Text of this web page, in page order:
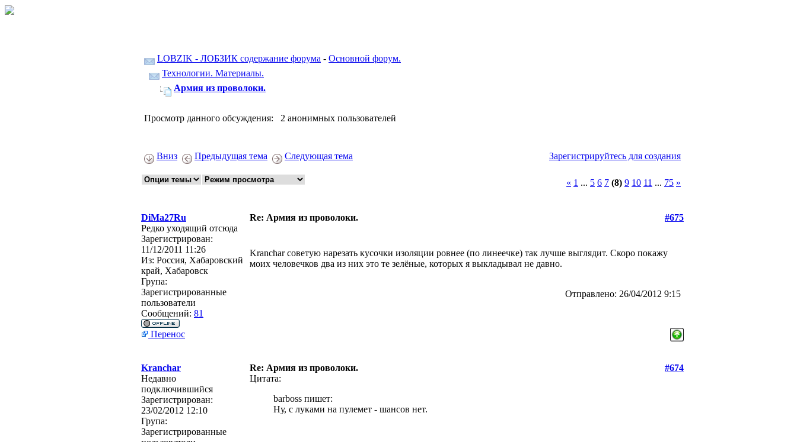
LOBZIK - ЛОБЗИК содержание форума - Основной форум.
Технологии. Материалы.
Армия из проволоки.
Просмотр данного обсуждения: 2 анонимных пользователей
Вниз Предыдущая тема Следующая тема Зарегистрируйтесь для создания
« 1 ... 5 6 7 (8) 9 10 11 ... 75 »
DiMa27Ru Re: Армия из проволоки.
#675
Редко уходящий отсюда
Зарегистрирован:
11/12/2011 11:26
Из: Россия, Хабаровский
край, Хабаровск
Група:
Зарегистрированные
пользователи
Сообщений: 81
Kranchar советую нарезать кусочки изоляции ровнее (по линеечке) так лучше выглядит. Скоро покажу
моих человечков два из них это те зелёные, которых я выкладывал не давно.
Отправлено: 26/04/2012 9:15
Перенос
Kranchar Re: Армия из проволоки.
#674
Недавно
подключившийся
Зарегистрирован:
23/02/2012 12:10
Група:
Зарегистрированные
Цитата:
barboss пишет:
Ну, с луками на пулемет - шансов нет.